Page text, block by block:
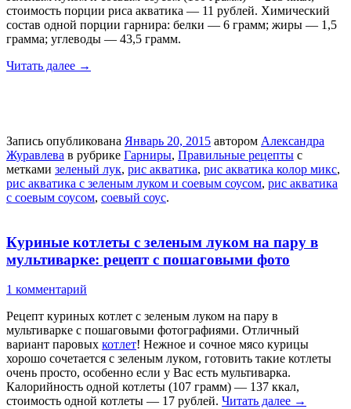
стоимость порции риса акватика — 11 рублей. Химический
состав одной порции гарнира: белки — 6 грамм; жиры — 1,5
грамма; углеводы — 43,5 грамм.
Читать далее →
Запись опубликована Январь 20, 2015 автором Александра
Журавлева в рубрике Гарниры, Правильные рецепты с
метками зеленый лук, рис акватика, рис акватика колор микс,
рис акватика с зеленым луком и соевым соусом, рис акватика
с соевым соусом, соевый соус.
Куриные котлеты с зеленым луком на пару в
мультиварке: рецепт с пошаговыми фото
1 комментарий
Рецепт куриных котлет с зеленым луком на пару в
мультиварке с пошаговыми фотографиями. Отличный
вариант паровых котлет! Нежное и сочное мясо курицы
хорошо сочетается с зеленым луком, готовить такие котлеты
очень просто, особенно если у Вас есть мультиварка.
Калорийность одной котлеты (107 грамм) — 137 ккал,
стоимость одной котлеты — 17 рублей. Читать далее →